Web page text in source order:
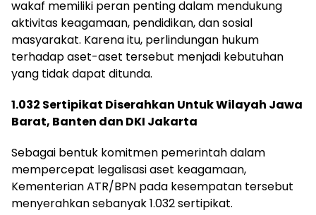
wakaf memiliki peran penting dalam mendukung
aktivitas keagamaan, pendidikan, dan sosial
masyarakat. Karena itu, perlindungan hukum
terhadap aset-aset tersebut menjadi kebutuhan
yang tidak dapat ditunda.
1.032 Sertipikat Diserahkan Untuk Wilayah Jawa
Barat, Banten dan DKI Jakarta
Sebagai bentuk komitmen pemerintah dalam
mempercepat legalisasi aset keagamaan,
Kementerian ATR/BPN pada kesempatan tersebut
menyerahkan sebanyak 1.032 sertipikat.